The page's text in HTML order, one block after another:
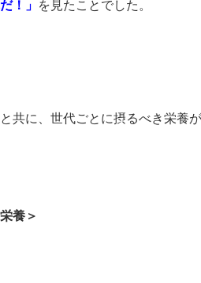
！」 を見たことでした。
共に、世代ごとに摂るべき栄養
養＞